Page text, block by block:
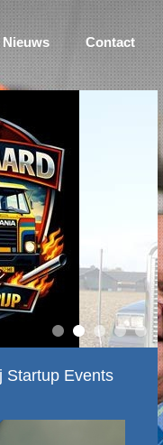
Nieuws Contact
Startup Events